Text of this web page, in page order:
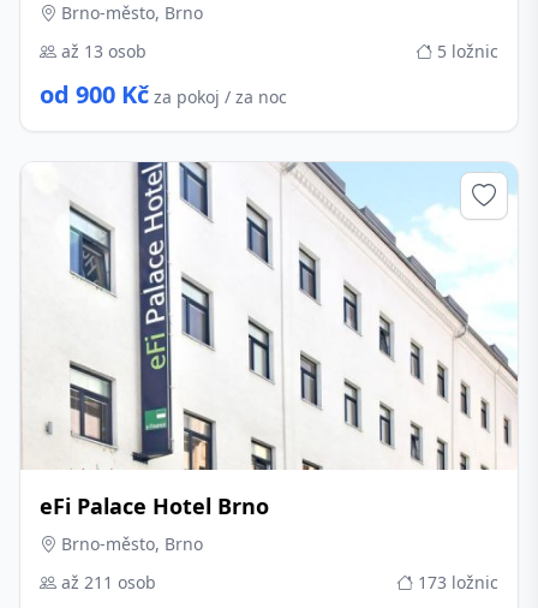
Brno-město, Brno
až 13 osob
5 ložnic
od 900 Kč za pokoj / za noc
eFi Palace Hotel Brno
Brno-město, Brno
až 211 osob
173 ložnic